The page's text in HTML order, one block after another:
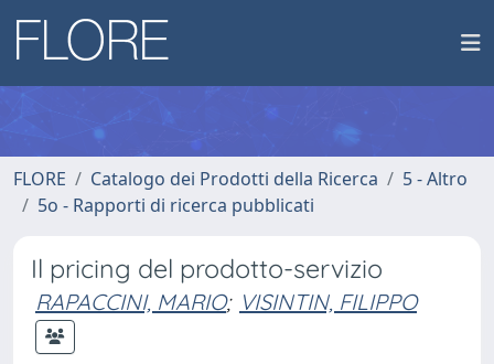
FLORE Catalogo dei Prodotti della Ricerca
5 - Altro
5o - Rapporti di ricerca pubblicati
Il pricing del prodotto-servizio
RAPACCINI, MARIO; VISINTIN, FILIPPO